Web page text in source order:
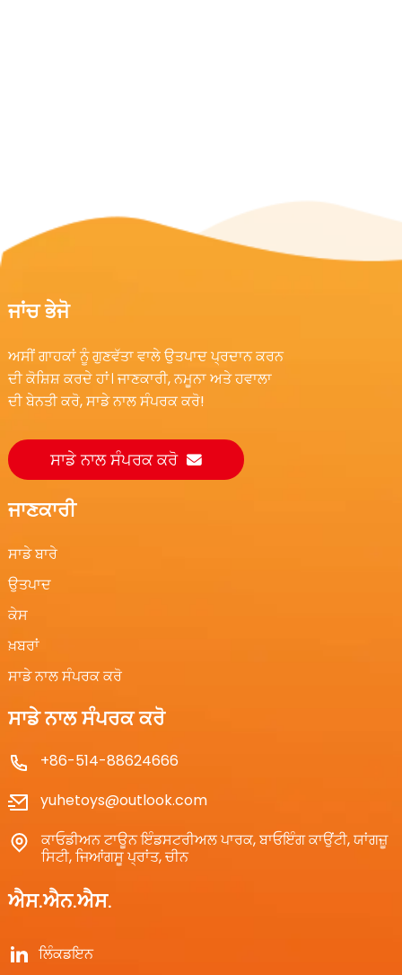
ਜਾਂਚ ਭੇਜੋ
ਅਸੀਂ ਗਾਹਕਾਂ ਨੂੰ ਗੁਣਵੱਤਾ ਵਾਲੇ ਉਤਪਾਦ ਪ੍ਰਦਾਨ ਕਰਨ
ਦੀ ਕੋਸ਼ਿਸ਼ ਕਰਦੇ ਹਾਂ। ਜਾਣਕਾਰੀ, ਨਮੂਨਾ ਅਤੇ ਹਵਾਲਾ
ਦੀ ਬੇਨਤੀ ਕਰੋ, ਸਾਡੇ ਨਾਲ ਸੰਪਰਕ ਕਰੋ!
ਸਾਡੇ ਨਾਲ ਸੰਪਰਕ ਕਰੋ
ਜਾਣਕਾਰੀ
ਸਾਡੇ ਬਾਰੇ
ਉਤਪਾਦ
ਕੇਸ
ਖ਼ਬਰਾਂ
ਸਾਡੇ ਨਾਲ ਸੰਪਰਕ ਕਰੋ
ਸਾਡੇ ਨਾਲ ਸੰਪਰਕ ਕਰੋ
+86-514-88624666
yuhetoys@outlook.com
ਕਾਓਡੀਅਨ ਟਾਊਨ ਇੰਡਸਟਰੀਅਲ ਪਾਰਕ, ​​ਬਾਓਇੰਗ ਕਾਉਂਟੀ, ਯਾਂਗਜ਼ੂ
ਸਿਟੀ, ਜਿਆਂਗਸੂ ਪ੍ਰਾਂਤ, ਚੀਨ
ਐਸ.ਐਨ.ਐਸ.
ਲਿੰਕਡਇਨ